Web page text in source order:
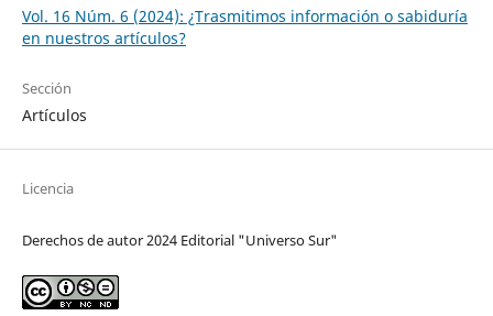
Vol. 16 Núm. 6 (2024): ¿Trasmitimos información o sabiduría
en nuestros artículos?
Sección
Artículos
Licencia
Derechos de autor 2024 Editorial "Universo Sur"